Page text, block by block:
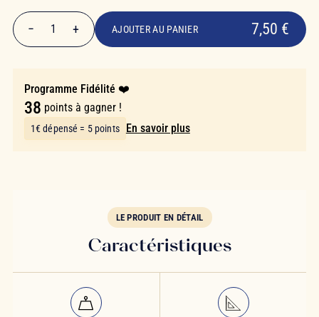
7,50 €
− 1 + AJOUTER AU PANIER 7,50 €
Programme Fidélité ❤️
38 points à gagner !
1€ dépensé = 5 points En savoir plus
LE PRODUIT EN DÉTAIL
Caractéristiques